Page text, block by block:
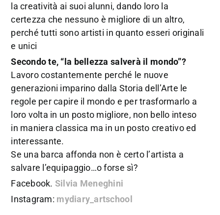
la creatività ai suoi alunni, dando loro la
certezza che nessuno è migliore di un altro,
perché tutti sono artisti in quanto esseri originali
e unici
Secondo te, “la bellezza salverà il mondo”?
Lavoro costantemente perché le nuove
generazioni imparino dalla Storia dell’Arte le
regole per capire il mondo e per trasformarlo a
loro volta in un posto migliore, non bello inteso
in maniera classica ma in un posto creativo ed
interessante.
Se una barca affonda non è certo l’artista a
salvare l’equipaggio…o forse sì?
Facebook. Silvia Meneghini
Instagram: mydiary_artschool